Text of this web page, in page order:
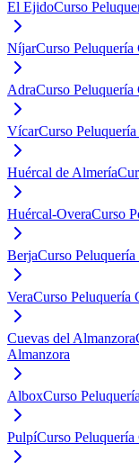
El EjidoCurso
NíjarCurso
AdraCurso Peluquería
VícarCurso
Huércal de Almería
Huércal-OveraCurso
BerjaCurso
VeraCurso Peluquería
Cuevas del Almanzora
Almanzora
AlboxCurso
PulpíCurso